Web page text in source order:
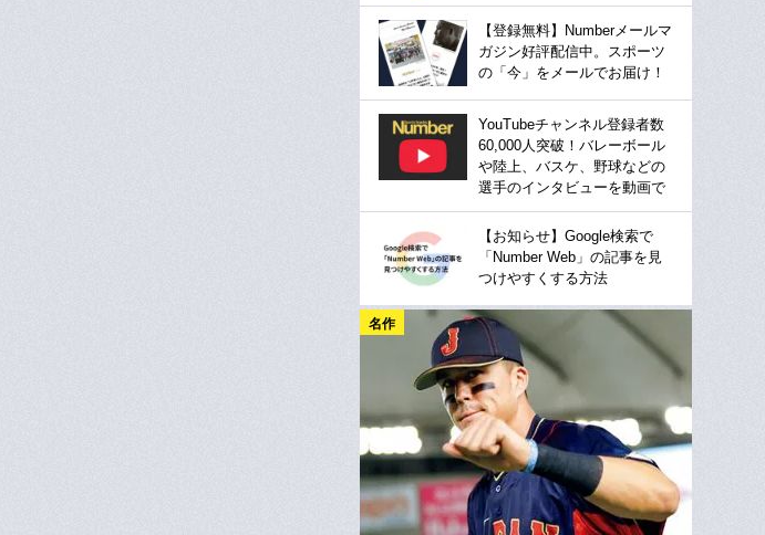
【登録無料】Numberメールマ
ガジン好評配信中。スポーツ
の「今」をメールでお届け！
YouTubeチャンネル登録者数
60,000人突破！バレーボール
や陸上、バスケ、野球などの
選手のインタビューを動画で
【お知らせ】Google検索で
「Number Web」の記事を見
つけやすくする方法
名作